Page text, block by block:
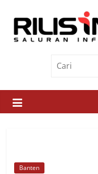
contentRilis
Saluran
Informasi
Banten